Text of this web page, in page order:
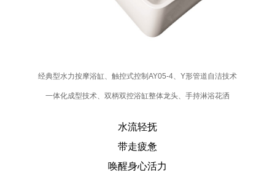
经典型⽔⼒按摩浴缸、触控式控制AY05-4、Y形管道⾃洁技术
⼀体化成型技术、双柄双控浴缸整体⻰头、⼿持淋浴花洒
水流轻抚
带走疲惫
唤醒身心活力